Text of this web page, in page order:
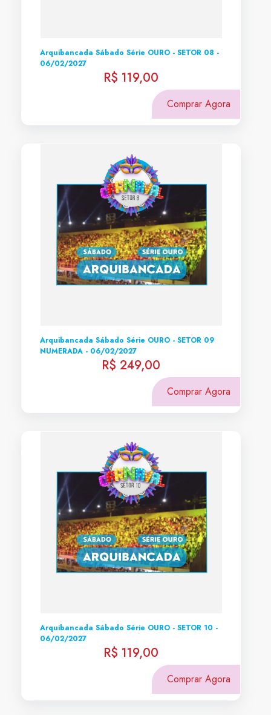
Arquibancada Sábado Série OURO - SETOR 08 -
06/02/2027
R$ 119,00
Comprar Agora
Arquibancada Sábado Série OURO - SETOR 09
NUMERADA - 06/02/2027
R$ 249,00
Comprar Agora
Arquibancada Sábado Série OURO - SETOR 10 -
06/02/2027
R$ 119,00
Comprar Agora